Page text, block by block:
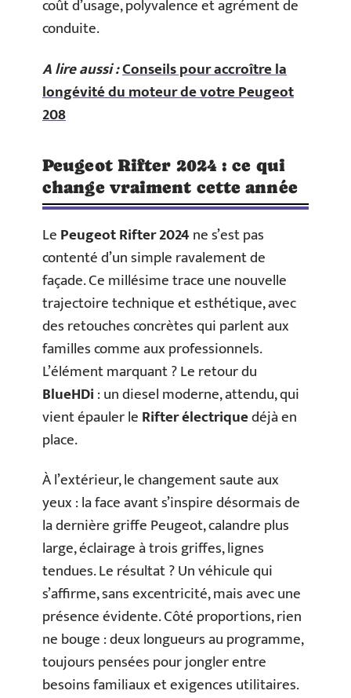
coût d’usage, polyvalence et agrément de
conduite.
A lire aussi :Conseils pour accroître la
longévité du moteur de votre Peugeot
208
Peugeot Rifter 2024 : ce qui
change vraiment cette année
LePeugeot Rifter 2024ne s’est pas
contenté d’un simple ravalement de
façade. Ce millésime trace une nouvelle
trajectoire technique et esthétique, avec
des retouches concrètes qui parlent aux
familles comme aux professionnels.
L’élément marquant ? Le retour du
BlueHDi: un diesel moderne, attendu, qui
vient épauler leRifter électriquedéjà en
place.
À l’extérieur, le changement saute aux
yeux : la face avant s’inspire désormais de
la dernière griffe Peugeot, calandre plus
large, éclairage à trois griffes, lignes
tendues. Le résultat ? Un véhicule qui
s’affirme, sans excentricité, mais avec une
présence évidente. Côté proportions, rien
ne bouge : deux longueurs au programme,
toujours pensées pour jongler entre
besoins familiaux et exigences utilitaires.